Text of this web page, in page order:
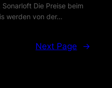
Die Preise beim
werden von der…
Next Page →